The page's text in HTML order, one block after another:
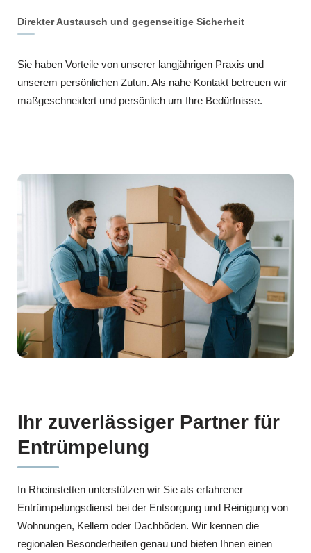
Direkter Austausch und gegenseitige Sicherheit
Sie haben Vorteile von unserer langjährigen Praxis und
unserem persönlichen Zutun. Als nahe Kontakt betreuen wir
maßgeschneidert und persönlich um Ihre Bedürfnisse.
Ihr zuverlässiger Partner für
Entrümpelung
In Rheinstetten unterstützen wir Sie als erfahrener
Entrümpelungsdienst bei der Entsorgung und Reinigung von
Wohnungen, Kellern oder Dachböden. Wir kennen die
regionalen Besonderheiten genau und bieten Ihnen einen